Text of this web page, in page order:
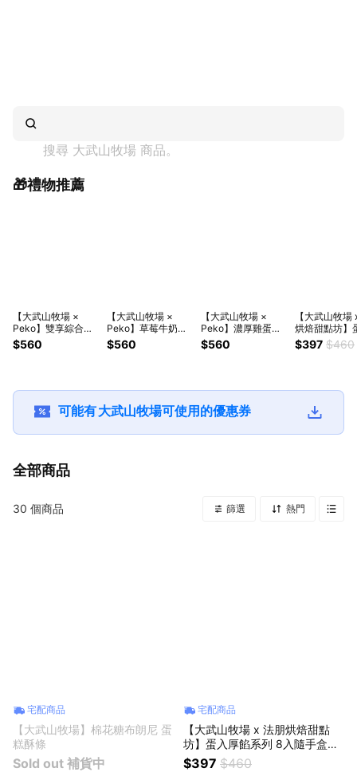
搜尋 大武山牧場 商品。
🎁禮物推薦
【大武山牧場 ×
Peko】雙享綜合布
丁禮盒(原味x3+草
莓x3)｜甜蜜下午茶
$560
【大武山牧場 ×
Peko】草莓牛奶布
丁6入｜甜蜜下午茶
請你吃甜甜
$560
【大武山牧場 ×
Peko】濃厚雞蛋布
丁6入/12入｜甜蜜下
午茶 請你吃甜甜
$560
【大武山牧場
烘焙甜點坊】
餡系列 8入隨
（清香檸檬）
$397 $460
可能有大武山牧場可使用的優惠券
全部商品
30 個商品 篩選 熱門
宅配商品
【大武山牧場】棉花糖布朗尼 蛋
糕酥條
Sold out 補貨中
宅配商品
【大武山牧場 x 法朋烘焙甜點
坊】蛋入厚餡系列 8入隨手盒
（海鹽巧克力）｜甜蜜下午茶 請
你吃甜甜
$397 $460